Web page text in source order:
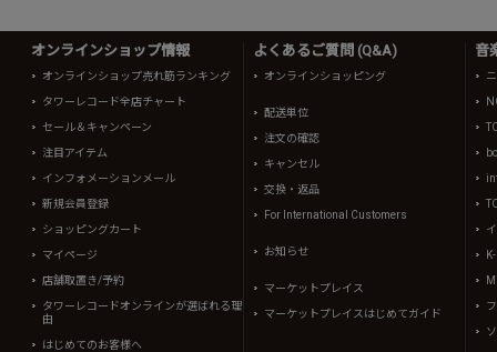
オンラインショップ情報
オンラインショップ売れ筋ランキング
タワーレコード全店チャート
セール＆キャンペーン
注目アイテム
インフォメーションメール
新規会員登録
ショッピングカート
マイページ
店舗取置き/予約
タワーレコードオンラインが選ばれる理
由
はじめてのお客様へ
よくあるご質問 (Q&A)
オンラインショッピング
配送単位
注文の確認
キャンセル
交換・返品
For International Customers
お知らせ
マーケットプレイス
マーケットプレイスはじめてガイド
音